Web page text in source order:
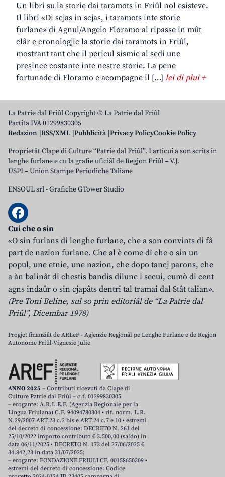
Un libri su la storie dai taramots in Friûl nol esisteve.
Il libri «Di scjas in scjas, i taramots inte storie
furlane» di Agnul/Angelo Floramo al ripasse in mût
clâr e cronologjic la storie dai taramots in Friûl,
mostrant tant che il pericul sismic al sedi une
presince costante inte nestre storie. La pene
fortunade di Floramo e acompagne il […] lei di plui +
La Patrie dal Friûl Copyright © La Patrie dal Friûl
Partita IVA 01299830305
Redazion RSS/XML Pubblicità Privacy PolicyCookie Policy
Proprietât Clape di Culture “Patrie dal Friûl”. I articui a son scrits in
lenghe furlane e cu la grafie uficiâl de Regjon Friûl – V.J.
USPI – Union Stampe Periodiche Taliane
ENSOUL srl-Grafiche GTower Studio
Cui che o sin
«O sin furlans di lenghe furlane, che a son convints di fâ
part de nazion furlane. Che al è come dî che o sin un
popul, une etnie, une nazion, che dopo tancj parons, che
a àn balinât di chestis bandis dilunc i secui, cumò di cent
agns indaûr o sin cjapâts dentri tal tramai dal Stât talian».
(Pre Toni Beline, sul so prin editoriâl de “La Patrie dal
Friûl”, Dicembar 1978)
Progjet finanziât de ARLeF - Agjenzie Regjonâl pe Lenghe Furlane e de Regjon
Autonome Friûl-Vignesie Julie
ANNO 2025 – Contributi ricevuti da Clape di
Culture Patrie dal Friûl – c.f. 01299830305
– erogante: A.R.L.E.F. (Agenzia Regionale per la
Lingua Friulana) C.F. 94094780304 • rif. norm. L.R.
N.29/2007 ART.23 c.2 bis e ART.24 c.7 e 10 • estremi
del decreto di concessione: DECRETO N. 261 del
25/10/2022 importo contributo € 3.500,00 (saldo) in
data 06/11/2025 • DECRETO N. 173 del 27/06/2025 €
34.842,23 in data 31/07/2025;
– erogante: FONDAZIONE FRIULI CF. 00158650309 •
estremi del decreto di concessione: Codice